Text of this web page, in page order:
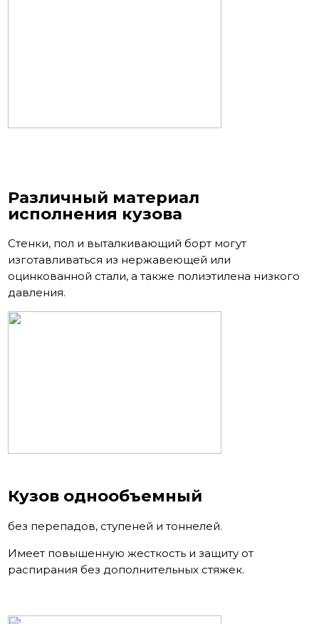
Различный материал
исполнения кузова
Стенки, пол и выталкивающий борт могут
изготавливаться из нержавеющей или
оцинкованной стали, а также полиэтилена низкого
давления.
Кузов однообъемный
без перепадов, ступеней и тоннелей.
Имеет повышенную жесткость и защиту от
распирания без дополнительных стяжек.